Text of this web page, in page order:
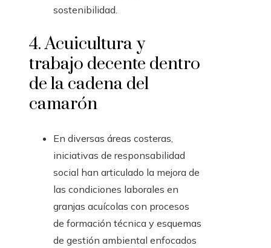
sostenibilidad.
4. Acuicultura y
trabajo decente dentro
de la cadena del
camarón
En diversas áreas costeras,
iniciativas de responsabilidad
social han articulado la mejora de
las condiciones laborales en
granjas acuícolas con procesos
de formación técnica y esquemas
de gestión ambiental enfocados